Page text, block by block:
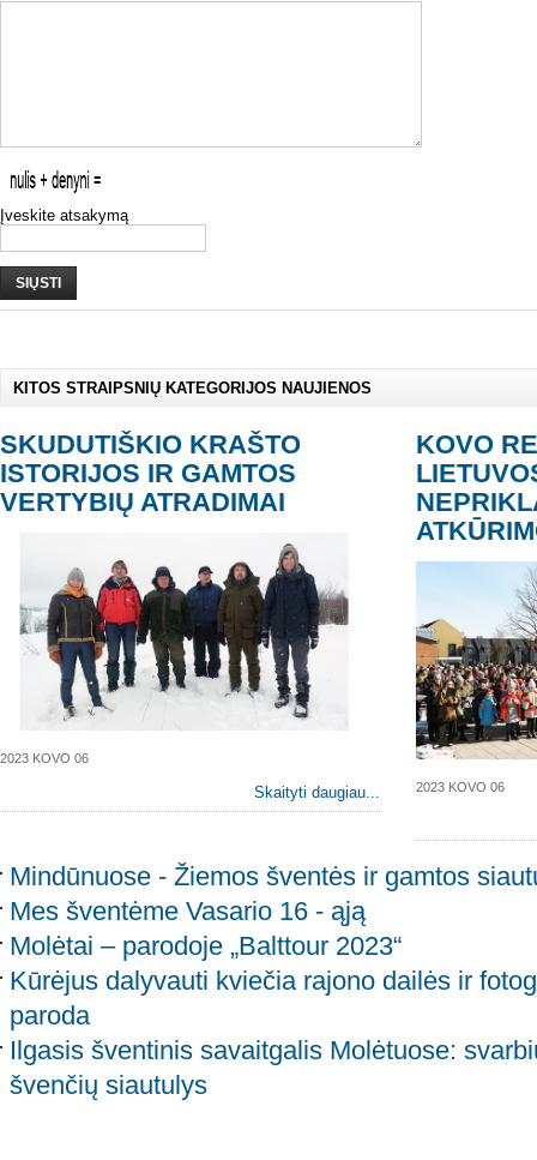
Įveskite atsakymą
SIŲSTI
KITOS STRAIPSNIŲ KATEGORIJOS NAUJIENOS
SKUDUTIŠKIO KRAŠTO
ISTORIJOS IR GAMTOS
VERTYBIŲ ATRADIMAI
2023 KOVO 06
Skaityti daugiau...
KOVO
2023 KOVO 06
Mindūnuose - Žiemos šventės ir gamtos
Mes šventėme Vasario 16 - ąją
Molėtai – parodoje „Balttour 2023“
Kūrėjus dalyvauti kviečia rajono dailės ir
paroda
Ilgasis šventinis savaitgalis Molėtuose:
švenčių siautulys